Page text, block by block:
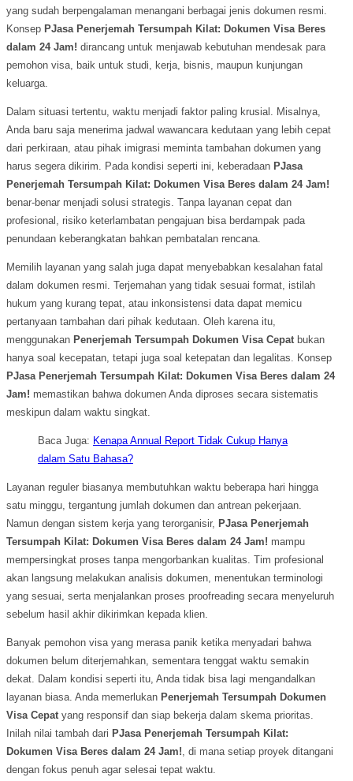
yang sudah berpengalaman menangani berbagai jenis dokumen resmi.
Konsep PJasa Penerjemah Tersumpah Kilat: Dokumen Visa Beres
dalam 24 Jam! dirancang untuk menjawab kebutuhan mendesak para
pemohon visa, baik untuk studi, kerja, bisnis, maupun kunjungan
keluarga.
Dalam situasi tertentu, waktu menjadi faktor paling krusial. Misalnya,
Anda baru saja menerima jadwal wawancara kedutaan yang lebih cepat
dari perkiraan, atau pihak imigrasi meminta tambahan dokumen yang
harus segera dikirim. Pada kondisi seperti ini, keberadaan PJasa
Penerjemah Tersumpah Kilat: Dokumen Visa Beres dalam 24 Jam!
benar-benar menjadi solusi strategis. Tanpa layanan cepat dan
profesional, risiko keterlambatan pengajuan bisa berdampak pada
penundaan keberangkatan bahkan pembatalan rencana.
Memilih layanan yang salah juga dapat menyebabkan kesalahan fatal
dalam dokumen resmi. Terjemahan yang tidak sesuai format, istilah
hukum yang kurang tepat, atau inkonsistensi data dapat memicu
pertanyaan tambahan dari pihak kedutaan. Oleh karena itu,
menggunakan Penerjemah Tersumpah Dokumen Visa Cepatbukan
hanya soal kecepatan, tetapi juga soal ketepatan dan legalitas. Konsep
PJasa Penerjemah Tersumpah Kilat: Dokumen Visa Beres dalam 24
Jam! memastikan bahwa dokumen Anda diproses secara sistematis
meskipun dalam waktu singkat.
Baca Juga: Kenapa Annual Report Tidak Cukup Hanya
dalam Satu Bahasa?
Layanan reguler biasanya membutuhkan waktu beberapa hari hingga
satu minggu, tergantung jumlah dokumen dan antrean pekerjaan.
Namun dengan sistem kerja yang terorganisir, PJasa Penerjemah
Tersumpah Kilat: Dokumen Visa Beres dalam 24 Jam! mampu
mempersingkat proses tanpa mengorbankan kualitas. Tim profesional
akan langsung melakukan analisis dokumen, menentukan terminologi
yang sesuai, serta menjalankan proses proofreading secara menyeluruh
sebelum hasil akhir dikirimkan kepada klien.
Banyak pemohon visa yang merasa panik ketika menyadari bahwa
dokumen belum diterjemahkan, sementara tenggat waktu semakin
dekat. Dalam kondisi seperti itu, Anda tidak bisa lagi mengandalkan
layanan biasa. Anda memerlukan Penerjemah Tersumpah Dokumen
Visa Cepatyang responsif dan siap bekerja dalam skema prioritas.
Inilah nilai tambah dari PJasa Penerjemah Tersumpah Kilat:
Dokumen Visa Beres dalam 24 Jam!, di mana setiap proyek ditangani
dengan fokus penuh agar selesai tepat waktu.